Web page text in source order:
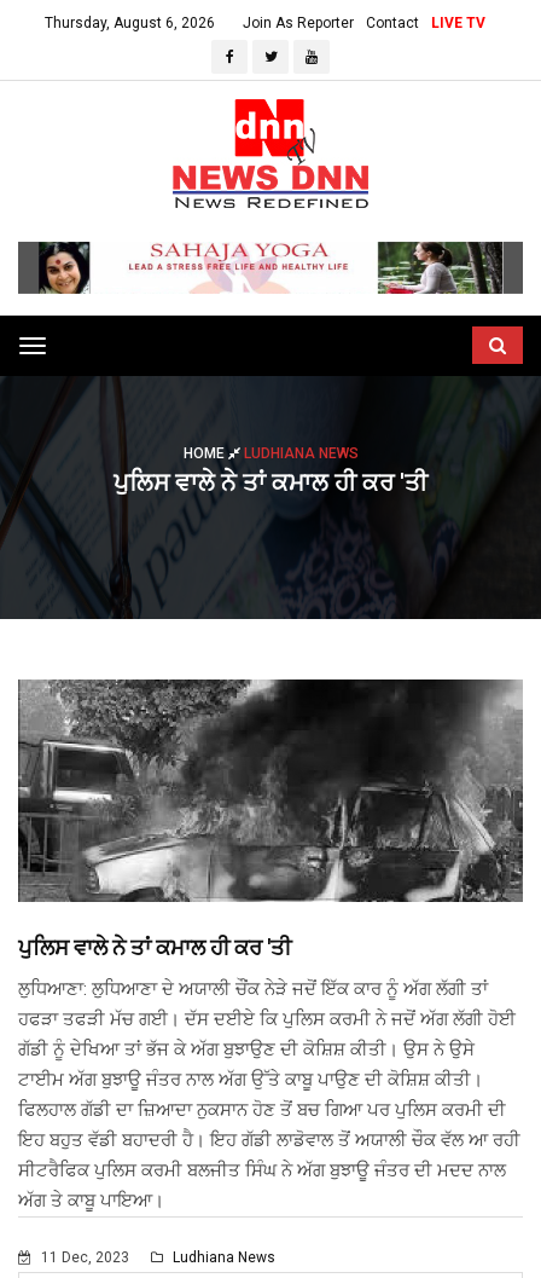
Thursday, August 6, 2026 Join As Reporter Contact LIVE TV
Toggle
navigation
HOME LUDHIANA NEWS
ਪੁਲਿਸ ਵਾਲੇ ਨੇ ਤਾਂ ਕਮਾਲ ਹੀ ਕਰ 'ਤੀ
ਪੁਲਿਸ ਵਾਲੇ ਨੇ ਤਾਂ ਕਮਾਲ ਹੀ ਕਰ 'ਤੀ
ਲੁਧਿਆਣਾ: ਲੁਧਿਆਣਾ ਦੇ ਅਯਾਲੀ ਚੌਂਕ ਨੇੜੇ ਜਦੋਂ ਇੱਕ ਕਾਰ ਨੂੰ ਅੱਗ ਲੱਗੀ ਤਾਂ
ਹਫੜਾ ਤਫੜੀ ਮੱਚ ਗਈ। ਦੱਸ ਦਈਏ ਕਿ ਪੁਲਿਸ ਕਰਮੀ ਨੇ ਜਦੋਂ ਅੱਗ ਲੱਗੀ ਹੋਈ
ਗੱਡੀ ਨੂੰ ਦੇਖਿਆ ਤਾਂ ਭੱਜ ਕੇ ਅੱਗ ਬੁਝਾਉਣ ਦੀ ਕੋਸ਼ਿਸ਼ ਕੀਤੀ। ਉਸ ਨੇ ਉਸੇ
ਟਾਈਮ ਅੱਗ ਬੁਝਾਊ ਜੰਤਰ ਨਾਲ ਅੱਗ ਉੱਤੇ ਕਾਬੂ ਪਾਉਣ ਦੀ ਕੋਸ਼ਿਸ਼ ਕੀਤੀ।
ਫਿਲਹਾਲ ਗੱਡੀ ਦਾ ਜ਼ਿਆਦਾ ਨੁਕਸਾਨ ਹੋਣ ਤੋਂ ਬਚ ਗਿਆ ਪਰ ਪੁਲਿਸ ਕਰਮੀ ਦੀ
ਇਹ ਬਹੁਤ ਵੱਡੀ ਬਹਾਦਰੀ ਹੈ। ਇਹ ਗੱਡੀ ਲਾਡੋਵਾਲ ਤੋਂ ਅਯਾਲੀ ਚੌਕ ਵੱਲ ਆ ਰਹੀ
ਸੀਟਰੈਫਿਕ ਪੁਲਿਸ ਕਰਮੀ ਬਲਜੀਤ ਸਿੰਘ ਨੇ ਅੱਗ ਬੁਝਾਊ ਜੰਤਰ ਦੀ ਮਦਦ ਨਾਲ
ਅੱਗ ਤੇ ਕਾਬੂ ਪਾਇਆ।
11 Dec, 2023 Ludhiana News